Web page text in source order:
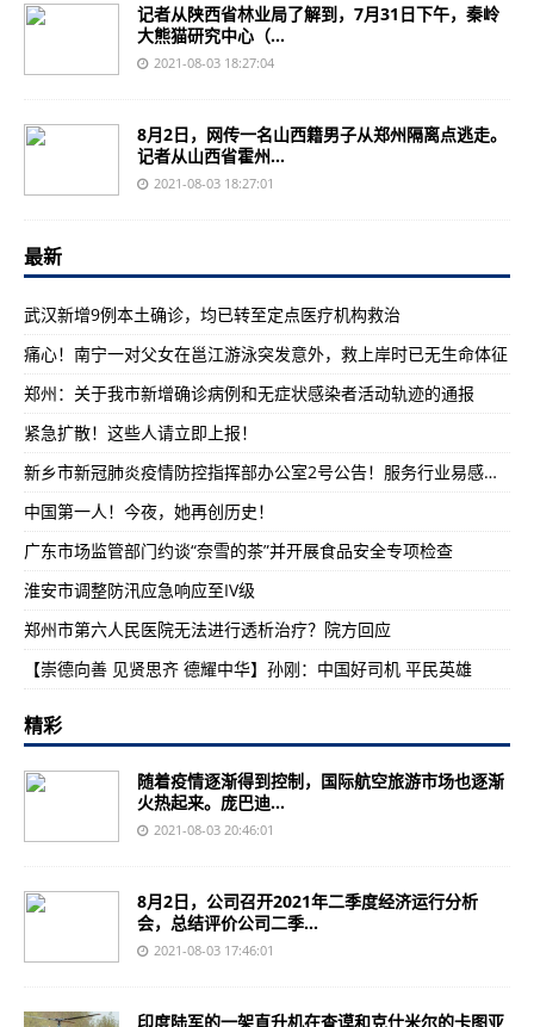
记者从陕西省林业局了解到，7月31日下午，秦岭
大熊猫研究中心（...
2021-08-03 18:27:04
8月2日，网传一名山西籍男子从郑州隔离点逃走。
记者从山西省霍州...
2021-08-03 18:27:01
最新
武汉新增9例本土确诊，均已转至定点医疗机构救治
痛心！南宁一对父女在邕江游泳突发意外，救上岸时已无生命体征
郑州：关于我市新增确诊病例和无症状感染者活动轨迹的通报
紧急扩散！这些人请立即上报！
新乡市新冠肺炎疫情防控指挥部办公室2号公告！服务行业易感人员免费核酸检测
中国第一人！今夜，她再创历史！
广东市场监管部门约谈“奈雪的茶”并开展食品安全专项检查
淮安市调整防汛应急响应至IV级
郑州市第六人民医院无法进行透析治疗？院方回应
【崇德向善 见贤思齐 德耀中华】孙刚：中国好司机 平民英雄
精彩
随着疫情逐渐得到控制，国际航空旅游市场也逐渐
火热起来。庞巴迪...
2021-08-03 20:46:01
8月2日，公司召开2021年二季度经济运行分析
会，总结评价公司二季...
2021-08-03 17:46:01
印度陆军的一架直升机在查谟和克什米尔的卡图亚